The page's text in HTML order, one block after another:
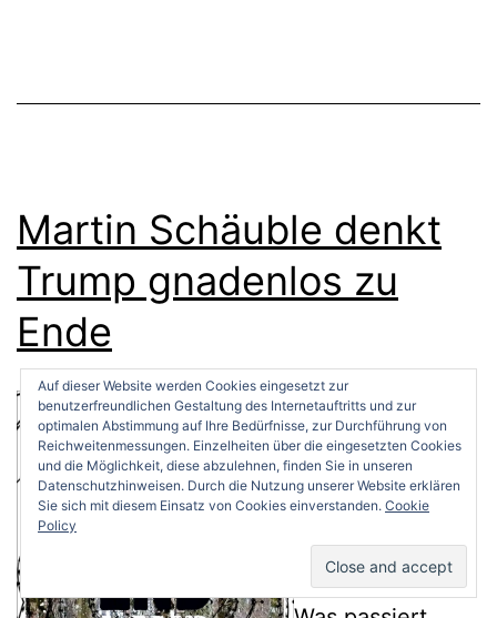
Martin Schäuble denkt
Trump gnadenlos zu
Ende
Auf dieser Website werden Cookies eingesetzt zur
benutzerfreundlichen Gestaltung des Internetauftritts und zur
optimalen Abstimmung auf Ihre Bedürfnisse, zur Durchführung von
Reichweitenmessungen. Einzelheiten über die eingesetzten Cookies
und die Möglichkeit, diese abzulehnen, finden Sie in unseren
Datenschutzhinweisen. Durch die Nutzung unserer Website erklären
Sie sich mit diesem Einsatz von Cookies einverstanden. Cookie
Policy